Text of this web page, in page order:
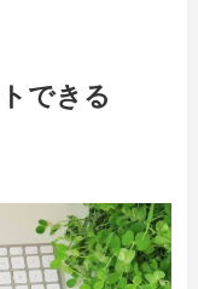
できる